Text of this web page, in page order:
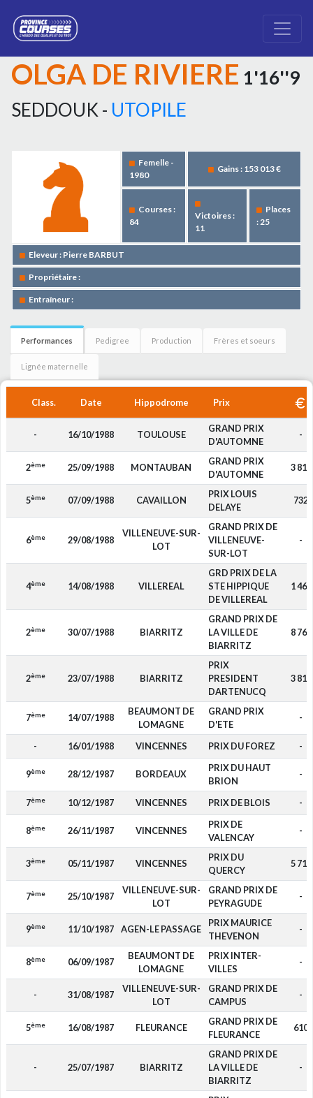
OLGA DE RIVIERE 1'16''9
SEDDOUK - UTOPILE
Femelle -
1980
Gains : 153 013 €
Courses :
84
Victoires :
11
Places
: 25
Eleveur : Pierre BARBUT
Propriétaire :
Entraîneur :
Performances Pedigree Production Frères et soeurs
Lignée maternelle
Class. Date Hippodrome Prix
- 16/10/1988 TOULOUSE
GRAND PRIX
D'AUTOMNE
-
2ème 25/09/1988 MONTAUBAN
GRAND PRIX
D'AUTOMNE
3 811
5ème 07/09/1988 CAVAILLON
PRIX LOUIS
DELAYE
732
6ème 29/08/1988
VILLENEUVE-SUR-
LOT
GRAND PRIX DE
VILLENEUVE-
SUR-LOT
-
4ème 14/08/1988 VILLEREAL
GRD PRIX DE LA
STE HIPPIQUE
DE VILLEREAL
1 464
2ème 30/07/1988 BIARRITZ
GRAND PRIX DE
LA VILLE DE
BIARRITZ
8 766
2ème 23/07/1988 BIARRITZ
PRIX
PRESIDENT
DARTENUCQ
3 811
7ème 14/07/1988
BEAUMONT DE
LOMAGNE
GRAND PRIX
D'ETE
-
- 16/01/1988 VINCENNES PRIX DU FOREZ -
9ème 28/12/1987 BORDEAUX
PRIX DU HAUT
BRION
-
7ème 10/12/1987 VINCENNES PRIX DE BLOIS -
8ème 26/11/1987 VINCENNES
PRIX DE
VALENCAY
-
3ème 05/11/1987 VINCENNES
PRIX DU
QUERCY
5 717
7ème 25/10/1987
VILLENEUVE-SUR-
LOT
GRAND PRIX DE
PEYRAGUDE
-
9ème 11/10/1987 AGEN-LE PASSAGE
PRIX MAURICE
THEVENON
-
8ème 06/09/1987
BEAUMONT DE
LOMAGNE
PRIX INTER-
VILLES
-
- 31/08/1987
VILLENEUVE-SUR-
LOT
GRAND PRIX DE
CAMPUS
-
5ème 16/08/1987 FLEURANCE
GRAND PRIX DE
FLEURANCE
610
- 25/07/1987 BIARRITZ
GRAND PRIX DE
LA VILLE DE
BIARRITZ
-